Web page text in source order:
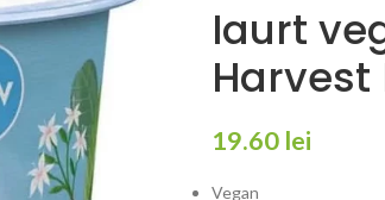
Iaurt
Harvest
19.60 lei
Vegan